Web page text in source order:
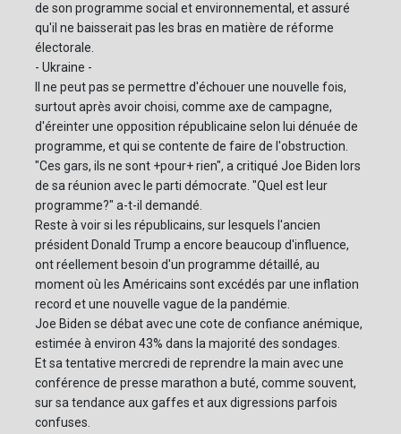
de son programme social et environnemental, et assuré
qu'il ne baisserait pas les bras en matière de réforme
électorale.
- Ukraine -
Il ne peut pas se permettre d'échouer une nouvelle fois,
surtout après avoir choisi, comme axe de campagne,
d'éreinter une opposition républicaine selon lui dénuée de
programme, et qui se contente de faire de l'obstruction.
"Ces gars, ils ne sont +pour+ rien", a critiqué Joe Biden lors
de sa réunion avec le parti démocrate. "Quel est leur
programme?" a-t-il demandé.
Reste à voir si les républicains, sur lesquels l'ancien
président Donald Trump a encore beaucoup d'influence,
ont réellement besoin d'un programme détaillé, au
moment où les Américains sont excédés par une inflation
record et une nouvelle vague de la pandémie.
Joe Biden se débat avec une cote de confiance anémique,
estimée à environ 43% dans la majorité des sondages.
Et sa tentative mercredi de reprendre la main avec une
conférence de presse marathon a buté, comme souvent,
sur sa tendance aux gaffes et aux digressions parfois
confuses.